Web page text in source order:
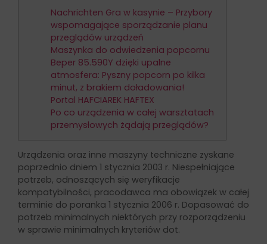
Nachrichten Gra w kasynie – Przybory
wspomagające sporządzanie planu
przeglądów urządzeń
Maszynka do odwiedzenia popcornu
Beper 85.590Y dzięki upalne
atmosfera: Pyszny popcorn po kilka
minut, z brakiem doładowania!
Portal HAFCIAREK HAFTEX
Po co urządzenia w całej warsztatach
przemysłowych żądają przeglądów?
Urządzenia oraz inne maszyny techniczne zyskane
poprzednio dniem 1 stycznia 2003 r. Niespełniające
potrzeb, odnoszących się weryfikacje
kompatybilności, pracodawca ma obowiązek w całej
terminie do poranka 1 stycznia 2006 r. Dopasować do
potrzeb minimalnych niektórych przy rozporządzeniu
w sprawie minimalnych kryteriów dot.